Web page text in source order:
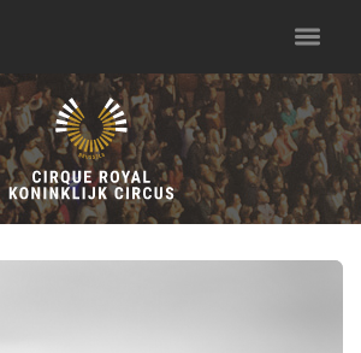
Toggle
navigation